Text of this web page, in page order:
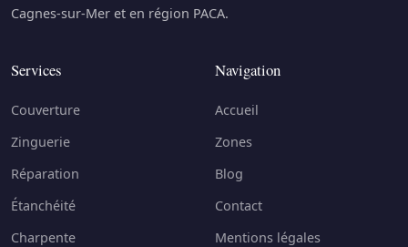
Cagnes-sur-Mer et en région PACA.
Services
Couverture
Zinguerie
Réparation
Étanchéité
Charpente
Navigation
Accueil
Zones
Blog
Contact
Mentions légales